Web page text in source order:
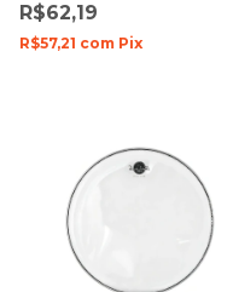
R$62,19
R$57,21 com Pix